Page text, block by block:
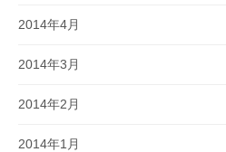
2014年4月
2014年3月
2014年2月
2014年1月